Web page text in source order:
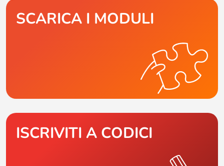
SCARICA I MODULI
ISCRIVITI A CODICI